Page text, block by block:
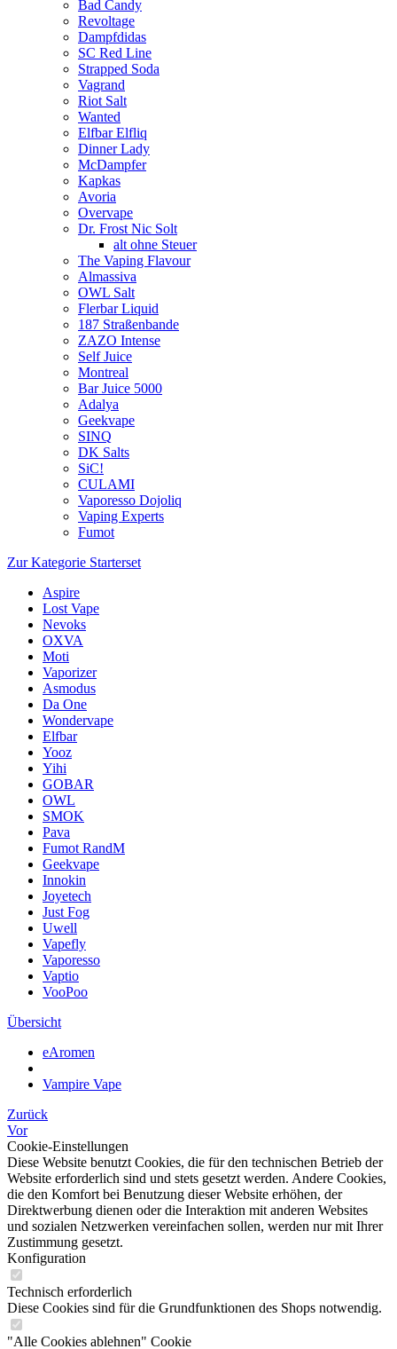
Bad Candy
Revoltage
Dampfdidas
SC Red Line
Strapped Soda
Vagrand
Riot Salt
Wanted
Elfbar Elfliq
Dinner Lady
McDampfer
Kapkas
Avoria
Overvape
Dr. Frost Nic Solt
alt ohne Steuer
The Vaping Flavour
Almassiva
OWL Salt
Flerbar Liquid
187 Straßenbande
ZAZO Intense
Self Juice
Montreal
Bar Juice 5000
Adalya
Geekvape
SINQ
DK Salts
SiC!
CULAMI
Vaporesso Dojoliq
Vaping Experts
Fumot
Zur Kategorie Starterset
Aspire
Lost Vape
Nevoks
OXVA
Moti
Vaporizer
Asmodus
Da One
Wondervape
Elfbar
Yooz
Yihi
GOBAR
OWL
SMOK
Pava
Fumot RandM
Geekvape
Innokin
Joyetech
Just Fog
Uwell
Vapefly
Vaporesso
Vaptio
VooPoo
Übersicht
eAromen
Vampire Vape
Zurück
Vor
Cookie-Einstellungen
Diese Website benutzt Cookies, die für den technischen Betrieb der
Website erforderlich sind und stets gesetzt werden. Andere Cookies,
die den Komfort bei Benutzung dieser Website erhöhen, der
Direktwerbung dienen oder die Interaktion mit anderen Websites
und sozialen Netzwerken vereinfachen sollen, werden nur mit Ihrer
Zustimmung gesetzt.
Konfiguration
Technisch erforderlich
Diese Cookies sind für die Grundfunktionen des Shops notwendig.
"Alle Cookies ablehnen" Cookie